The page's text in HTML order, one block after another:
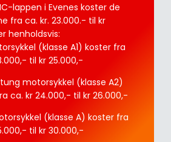
lappen i Evenes koster de
fra ca. kr. 23.000.- til kr
henholdsvis:
(klasse A1) koster fra
til kr 25.000,-
motorsykkel (klasse A2)
ca. kr 24.000,- til kr 26.000,-
(klasse A) koster fra
til kr 30.000,-